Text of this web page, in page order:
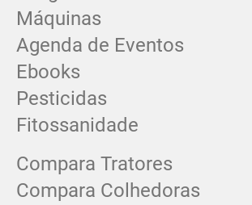
Máquinas
Agenda de Eventos
Ebooks
Pesticidas
Fitossanidade
Compara Tratores
Compara Colhedoras